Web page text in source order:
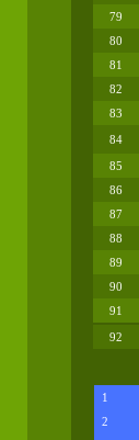
79
80
81
82
83
84
85
86
87
88
89
90
91
92
1
2